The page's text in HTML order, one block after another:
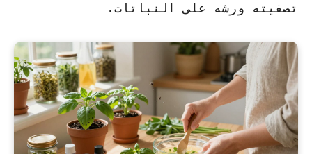
تصفيته ورشه على النباتات.